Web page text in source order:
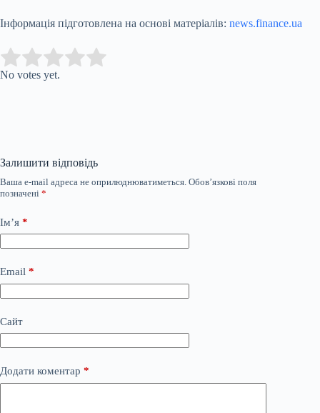
Інформація підготовлена на основі матеріалів: news.finance.ua
Rate this item:
No votes yet.
Залишити відповідь
Ваша e-mail адреса не оприлюднюватиметься. Обов’язкові поля
позначені *
Ім’я *
Email *
Сайт
Додати коментар *